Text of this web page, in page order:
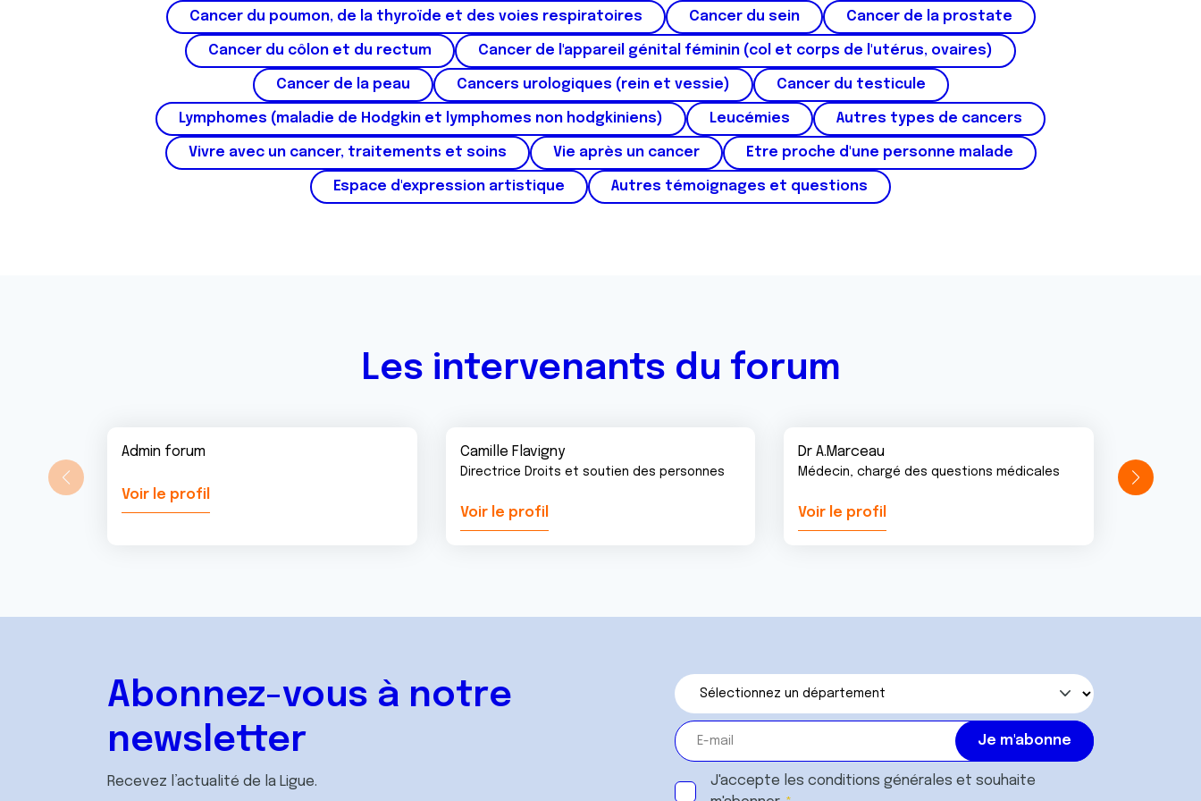
Cancer du poumon, de la thyroïde et des voies respiratoires Cancer du sein Cancer de la prostate
Cancer du côlon et du rectum Cancer de l'appareil génital féminin (col et corps de l'utérus, ovaires)
Cancer de la peau Cancers urologiques (rein et vessie) Cancer du testicule
Lymphomes (maladie de Hodgkin et lymphomes non hodgkiniens) Leucémies Autres types de cancers
Vivre avec un cancer, traitements et soins Vie après un cancer Etre proche d'une personne malade
Espace d'expression artistique Autres témoignages et questions
Les intervenants du forum
Admin forum
Voir le profil
Camille Flavigny
Directrice Droits et soutien des personnes
Voir le profil
Dr A.Marceau
Médecin, chargé des questions médicales
Voir le profil
Abonnez-vous à notre
newsletter
Recevez l’actualité de la Ligue. J'accepte les conditions générales et souhaite